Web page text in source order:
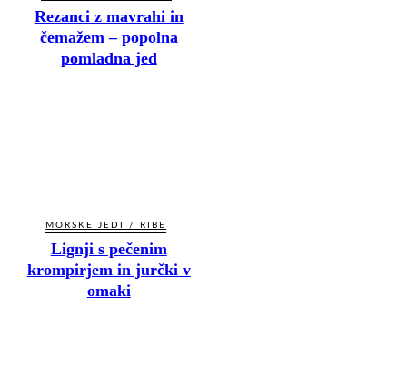
Rezanci z mavrahi in
čemažem – popolna
pomladna jed
MORSKE JEDI / RIBE
Lignji s pečenim
krompirjem in jurčki v
omaki